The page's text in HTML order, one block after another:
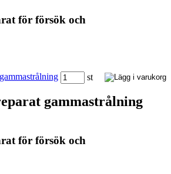
för försök och
st
gammastrålning
för försök och